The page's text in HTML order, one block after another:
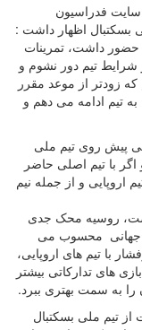
سایت فدراسیون
بسکتبال اظهار داشت :
حضور داشت، تمرینات
شرایط تیم دور نشوم و
زودتر از موعد مقرر
تیم ادامه می دهم و
پیش روی تیم ملی
با تیم اصلی حاضر
اروپایی و از جمله نیم
روسیه محک جدی
جهانی محسوب می
با تیم های اروپایی،
های تدارکاتی بیشتر
را به سمت بهتری ببرد.
تیم ملی بسکتبال